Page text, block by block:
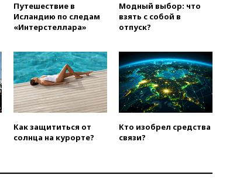
вчера, 22:00Путин поручил
выделить средства на новые
вчера, 21:56The Atlantic: Маск
отказал Украине в
использовании Starlink для
атак вглубь РФ
вчера, 21:35После пожара на
складе в Брянске возбудили
уголовное дело
официальный отказ в визах от
Путешествие в
Исландию по следам
«Интерстеллара»
Модный выбор: что
взять с собой в
отпуск?
Как защититься от
солнца на курорте?
Кто изобрел средства
связи?